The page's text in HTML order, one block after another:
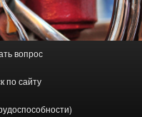
вопрос
по сайту